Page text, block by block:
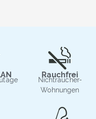
Rauchfrei
Nichtraucher-
Wohnungen